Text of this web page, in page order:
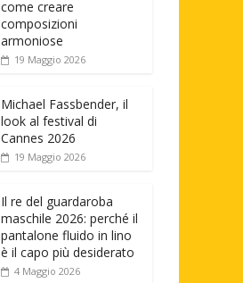
come creare
composizioni
armoniose
19 Maggio 2026
Michael Fassbender, il
look al festival di
Cannes 2026
19 Maggio 2026
Il re del guardaroba
maschile 2026: perché il
pantalone fluido in lino
è il capo più desiderato
4 Maggio 2026